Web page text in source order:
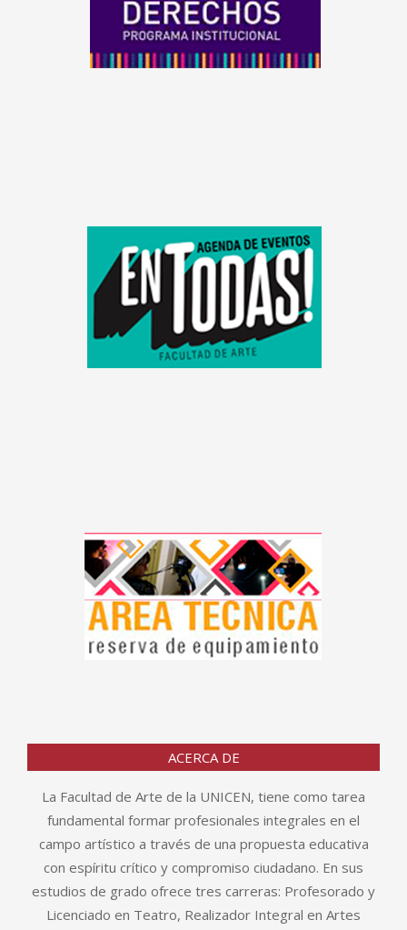
ACERCA DE
La Facultad de Arte de la UNICEN, tiene como tarea
fundamental formar profesionales integrales en el
campo artístico a través de una propuesta educativa
con espíritu crítico y compromiso ciudadano. En sus
estudios de grado ofrece tres carreras: Profesorado y
Licenciado en Teatro, Realizador Integral en Artes